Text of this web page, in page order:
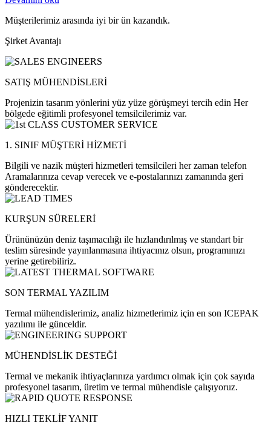
Müşterilerimiz arasında iyi bir ün kazandık.
Şirket Avantajı
SATIŞ MÜHENDİSLERİ
Projenizin tasarım yönlerini yüz yüze görüşmeyi tercih edin Her
bölgede eğitimli profesyonel temsilcilerimiz var.
1. SINIF MÜŞTERİ HİZMETİ
Bilgili ve nazik müşteri hizmetleri temsilcileri her zaman telefon
Aramalarınıza cevap verecek ve e-postalarınızı zamanında geri
gönderecektir.
KURŞUN SÜRELERİ
Ürününüzün deniz taşımacılığı ile hızlandırılmış ve standart bir
teslim süresinde yayınlanmasına ihtiyacınız olsun, programınızı
yerine getirebiliriz.
SON TERMAL YAZILIM
Termal mühendislerimiz, analiz hizmetlerimiz için en son ICEPAK
yazılımı ile günceldir.
MÜHENDİSLİK DESTEĞİ
Termal ve mekanik ihtiyaçlarınıza yardımcı olmak için çok sayıda
profesyonel tasarım, üretim ve termal mühendisle çalışıyoruz.
HIZLI TEKLİF YANIT